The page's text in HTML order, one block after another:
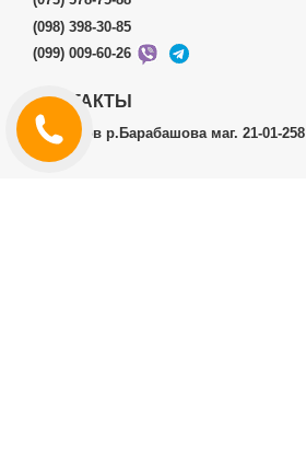
(098) 398-30-85
(099) 009-60-26
КОНТАКТЫ
г.Харьков р.Барабашова маг. 21-01-258